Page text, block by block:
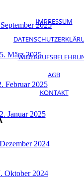
2025
März 2025
Febru­ar 2025
Janu­ar 2025
2024
Okto­ber 2024
IMPRESSUM
AGB
KONTAKT